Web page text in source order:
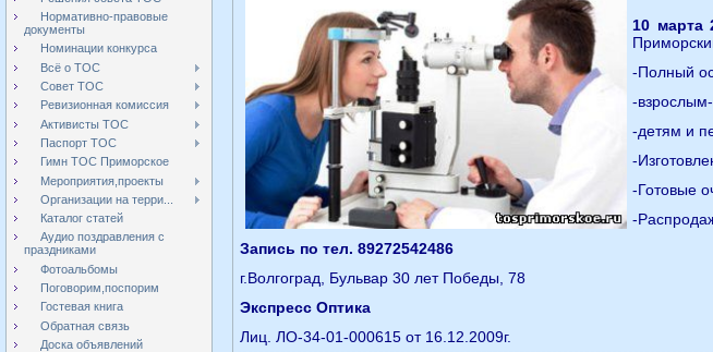
Нормативно-правовые
документы
Номинации конкурса
Всё о ТОС
Совет ТОС
Ревизионная комиссия
Активисты ТОС
Паспорт ТОС
Гимн ТОС Приморское
Мероприятия,проекты
Организации на терри...
Каталог статей
Аудио поздравления с
праздниками
Фотоальбомы
Поговорим,поспорим
Гостевая книга
Обратная связь
Доска объявлений
10 марта
-Полный
-
-детям и
-
-Готовые
-
Запись по тел. 89272542486
г.Волгоград, Бульвар 30 лет Победы, 78
Экспресс Оптика
Лиц. ЛО-34-01-000615 от 16.12.2009г.